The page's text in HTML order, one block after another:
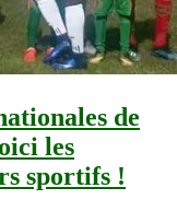
de
les
sportifs !